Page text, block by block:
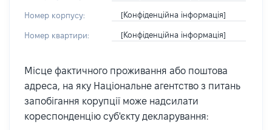
Номер корпусу: [Конфіденційна інформація]
Номер квартири: [Конфіденційна інформація]
Місце фактичного проживання або поштова
адреса, на яку Національне агентство з питань
запобігання корупції може надсилати
кореспонденцію суб'єкту декларування: